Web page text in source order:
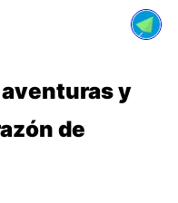
y
de